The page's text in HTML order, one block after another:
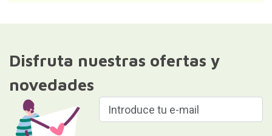
Disfruta nuestras ofertas y
novedades